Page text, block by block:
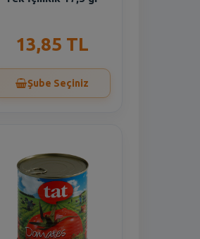
13,85 TL
Şube Seçiniz